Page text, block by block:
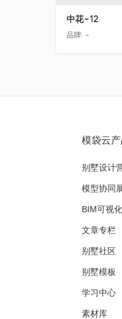
中花-12
品牌: -
模袋云
别墅设计
模型协同
BIM可视
文章专栏
别墅社区
别墅模板
学习中心
素材库